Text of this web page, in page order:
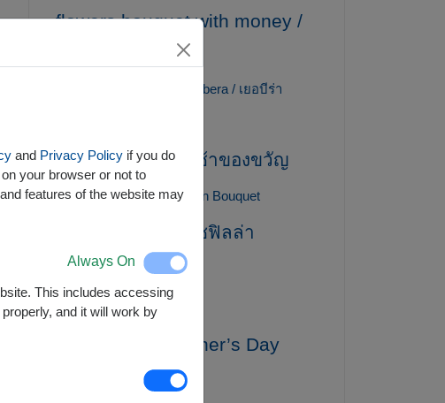
flowers bouquet with money /
ช่อเงิน / ช่อแบงค์
gerbera / เยอบีร่า
gift basket / กระเช้าของขวัญ
Gift for mom Graduation Bouquet
gypsophila / ยิปโซฟิลล่า
Healthy Baskets
Hydrangea / ไฮเดรนเยีย
International Mother’s Day
and Privacy Policy if you do
your browser or not to
features of the website may
Always On
This includes accessing
and it will work by